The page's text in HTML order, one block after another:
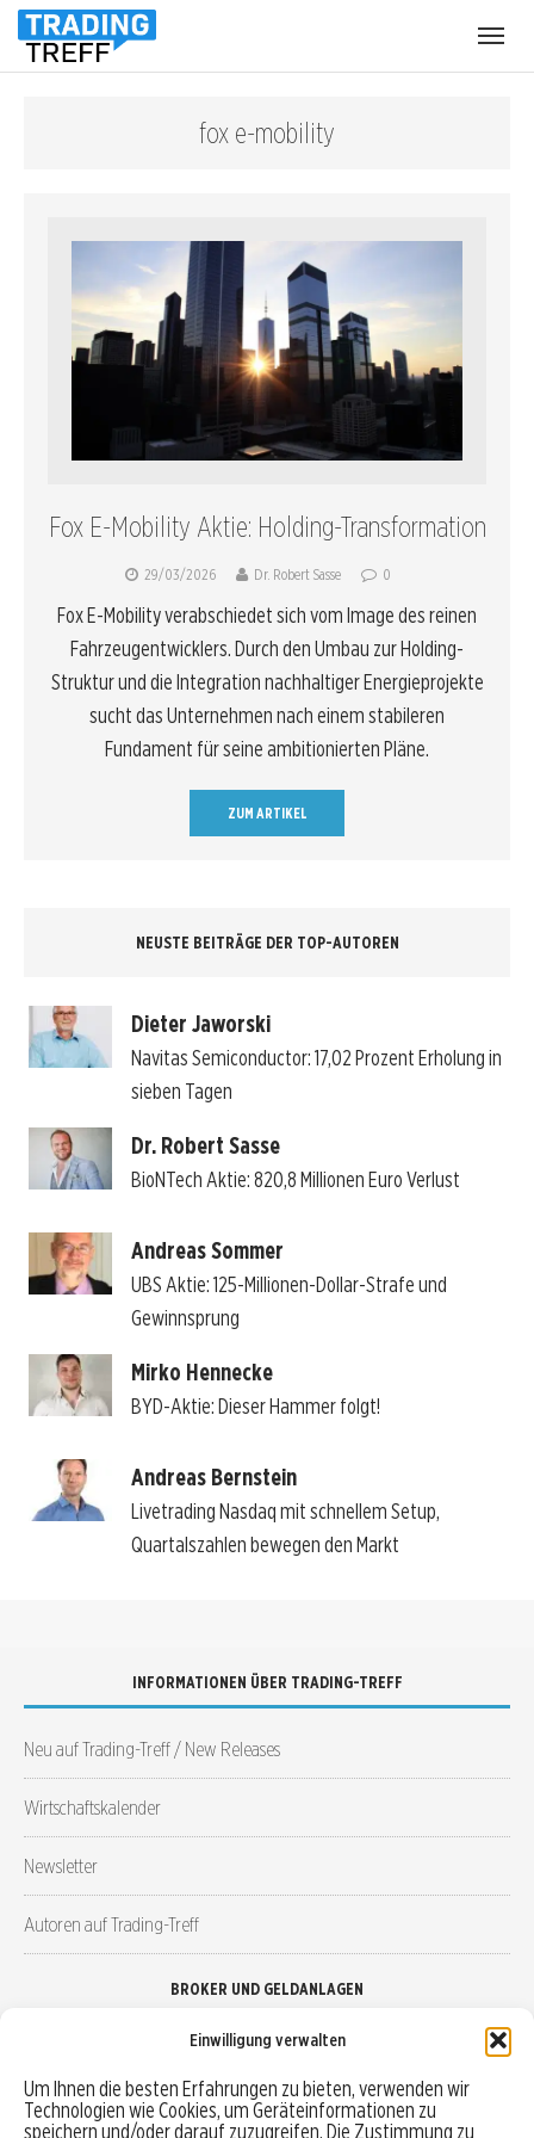
Einwilligung verwalten
Um Ihnen die besten Erfahrungen zu bieten, verwenden wir
Technologien wie Cookies, um Geräteinformationen zu
speichern und/oder darauf zuzugreifen. Die Zustimmung zu
fox e-mobility
Fox E-Mobility Aktie: Holding-Transformation
29/03/2026 Dr. Robert Sasse 0
Fox E-Mobility verabschiedet sich vom Image des reinen
Fahrzeugentwicklers. Durch den Umbau zur Holding-
Struktur und die Integration nachhaltiger Energieprojekte
sucht das Unternehmen nach einem stabileren
Fundament für seine ambitionierten Pläne.
ZUM ARTIKEL
NEUSTE BEITRÄGE DER TOP-AUTOREN
Dieter Jaworski
Navitas Semiconductor: 17,02 Prozent Erholung in
sieben Tagen
Dr. Robert Sasse
BioNTech Aktie: 820,8 Millionen Euro Verlust
Andreas Sommer
UBS Aktie: 125-Millionen-Dollar-Strafe und
Gewinnsprung
Mirko Hennecke
BYD-Aktie: Dieser Hammer folgt!
Andreas Bernstein
Livetrading Nasdaq mit schnellem Setup,
Quartalszahlen bewegen den Markt
INFORMATIONEN ÜBER TRADING-TREFF
Neu auf Trading-Treff / New Releases
Wirtschaftskalender
Newsletter
Autoren auf Trading-Treff
BROKER UND GELDANLAGEN
Robo-Advisor vergleichen